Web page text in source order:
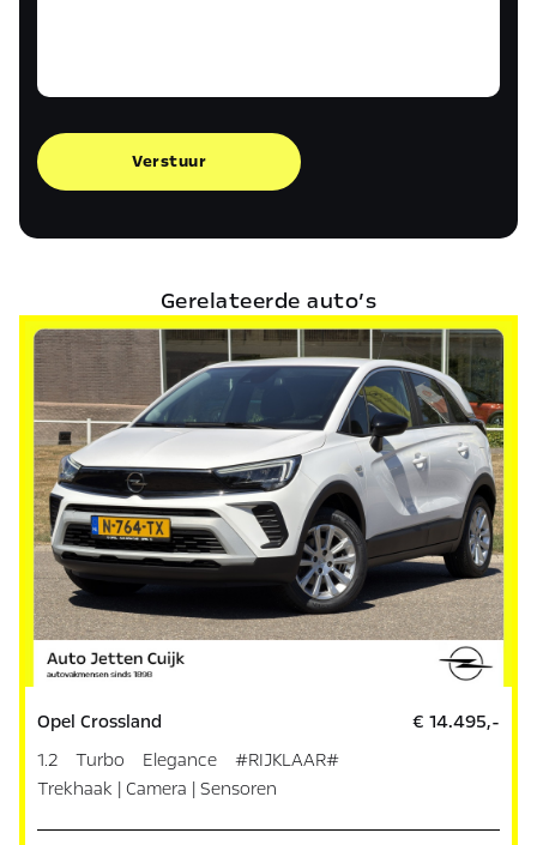
Verstuur
Gerelateerde auto’s
Opel Crossland
1.2 Turbo Elegance #RIJKLAAR#
Trekhaak | Camera | Sensoren
€ 14.495,-